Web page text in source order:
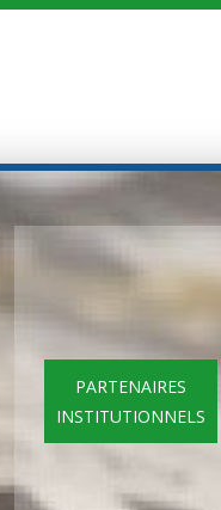
PARTENAIRES
INSTITUTIONNELS